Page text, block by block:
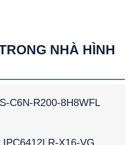
NHÀ HÌNH
C6N-R200-8H8WFL
X16-VG